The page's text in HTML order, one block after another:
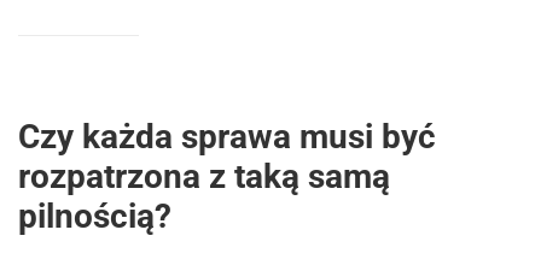
Czy każda sprawa musi być
rozpatrzona z taką samą
pilnością?